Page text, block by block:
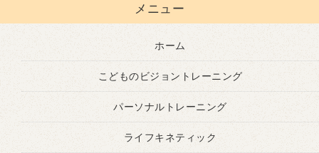
メニュー
ホーム
こどものビジョントレーニング
パーソナルトレーニング
ライフキネティック